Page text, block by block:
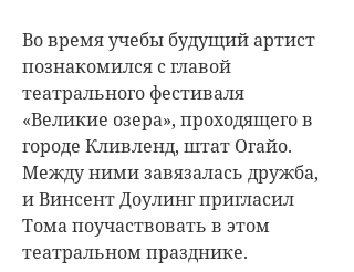
Во время учебы будущий артист
познакомился с главой
театрального фестиваля
«Великие озера», проходящего в
городе Кливленд, штат Огайо.
Между ними завязалась дружба,
и Винсент Доулинг пригласил
Тома поучаствовать в этом
театральном празднике.